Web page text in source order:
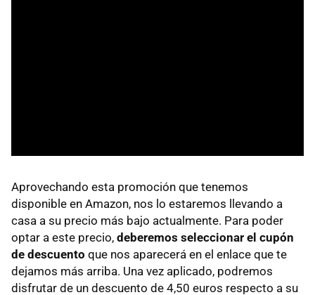
Aprovechando esta promoción que tenemos
disponible en Amazon, nos lo estaremos llevando a
casa a su precio más bajo actualmente. Para poder
optar a este precio, deberemos seleccionar el cupón
de descuento que nos aparecerá en el enlace que te
dejamos más arriba. Una vez aplicado, podremos
disfrutar de un descuento de 4,50 euros respecto a su